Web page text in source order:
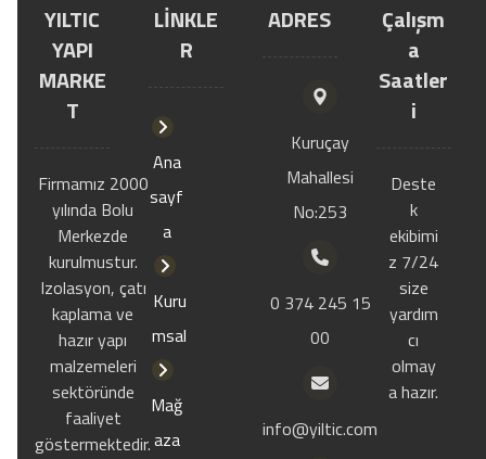
YILTIC
YAPI
MARKE
T
Firmamız 2000
yılında Bolu
Merkezde
kurulmustur.
Izolasyon, çatı
kaplama ve
hazır yapı
malzemeleri
sektöründe
faaliyet
göstermektedir.
LİNKLE
R
Ana
sayf
a
Kuru
msal
Mağ
aza
ADRES
Kuruçay
Mahallesi
No:253
0 374 245 15
00
info@yiltic.com
Çalışm
a
Saatler
i
Deste
k
ekibimi
z 7/24
size
yardım
cı
olmay
a hazır.